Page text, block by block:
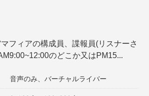
フィアの構成員、諜報員(リスナーさ
のどこか又はPM15...
音声のみ、バーチャルライバー